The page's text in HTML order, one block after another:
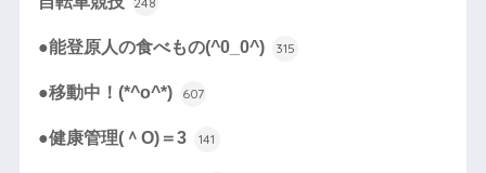
●能登原人の食べもの(^0_0^) 315
●移動中！(*^o^*) 607
●健康管理(＾O)＝3 141